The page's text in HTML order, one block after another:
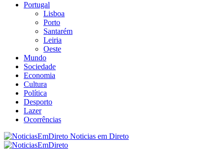
Portugal
Lisboa
Porto
Santarém
Leiria
Oeste
Mundo
Sociedade
Economia
Cultura
Política
Desporto
Lazer
Ocorrências
Noticias em Direto